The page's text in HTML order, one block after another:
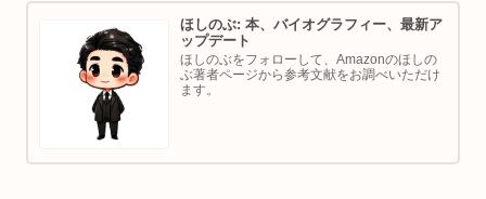
ほしのぶ: 本、バイオグラフィー、最新ア
ップデート
ほしのぶをフォローして、Amazonのほしの
ぶ著者ページから参考文献をお調べいただけ
ます。